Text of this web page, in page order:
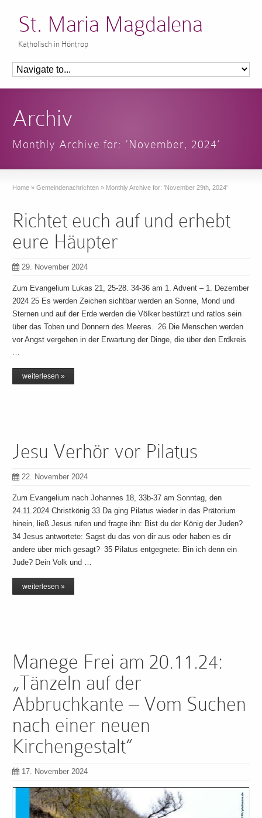
St. Maria Magdalena
Katholisch in Höntrop
Archiv
Monthly Archive for: ‘November, 2024’
Home » Gemeindenachrichten » Monthly Archive for: 'November 29th, 2024'
Richtet euch auf und erhebt
eure Häupter
29. November 2024
Zum Evangelium Lukas 21, 25-28. 34-36 am 1. Advent – 1. Dezember
2024 25 Es werden Zeichen sichtbar werden an Sonne, Mond und
Sternen und auf der Erde werden die Völker bestürzt und ratlos sein
über das Toben und Donnern des Meeres. 26 Die Menschen werden
vor Angst vergehen in der Erwartung der Dinge, die über den Erdkreis
…
weiterlesen »
Jesu Verhör vor Pilatus
22. November 2024
Zum Evangelium nach Johannes 18, 33b-37 am Sonntag, den
24.11.2024 Christkönig 33 Da ging Pilatus wieder in das Prätorium
hinein, ließ Jesus rufen und fragte ihn: Bist du der König der Juden?
34 Jesus antwortete: Sagst du das von dir aus oder haben es dir
andere über mich gesagt? 35 Pilatus entgegnete: Bin ich denn ein
Jude? Dein Volk und …
weiterlesen »
Manege Frei am 20.11.24:
„Tänzeln auf der
Abbruchkante – Vom Suchen
nach einer neuen
Kirchengestalt“
17. November 2024